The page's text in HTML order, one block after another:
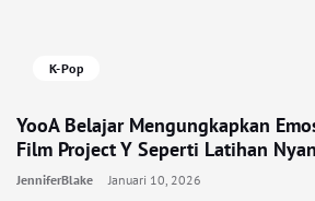
K-Pop
YooA Belajar Mengungkapkan
Film Project Y Seperti Latihan
JenniferBlake Januari 10, 2026